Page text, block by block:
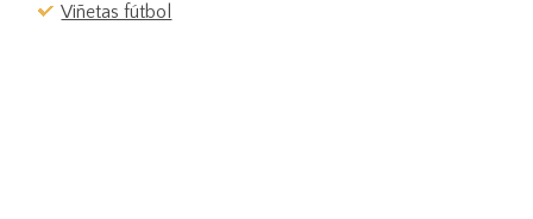
Viñetas fútbol